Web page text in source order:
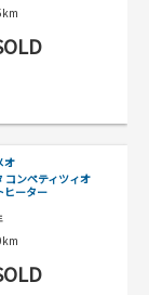
オ
コンペティツィオ
ーター